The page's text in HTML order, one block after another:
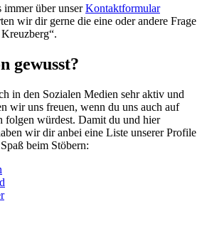
immer über unserKontaktformular
wir dir gerne die eine oder andere Frage
gewusst?
in den Sozialen Medien sehr aktiv und
wir uns freuen, wenn du uns auch auf
folgen würdest. Damit du und hier
wir dir anbei eine Liste unserer Profile
beim Stöbern: